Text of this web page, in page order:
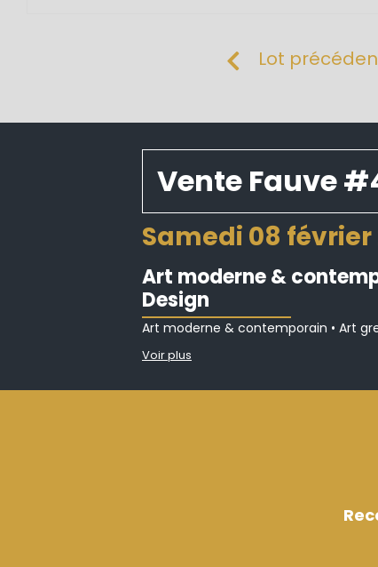
Lot
Vente Fauve
samedi 08 février
Art moderne &
Design
Art moderne & contemporain • Art
Voir plus